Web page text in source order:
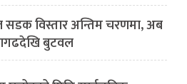
विस्तार अन्तिम चरणमा, अब
बुटवल